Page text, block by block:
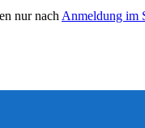
nur nach Anmeldung im